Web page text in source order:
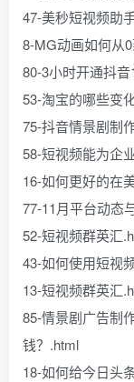
47-美秒短视频助
8-MG动画如何从
80-3小时开通抖
53-淘宝的哪些变
75-抖音情景剧制
58-短视频能为企
16-如何更好的在
77-11月平台动态
52-短视频群英汇
43-如何使用短视
13-短视频群英汇
85-情景剧广告制
钱？.html
18-如何给今日头